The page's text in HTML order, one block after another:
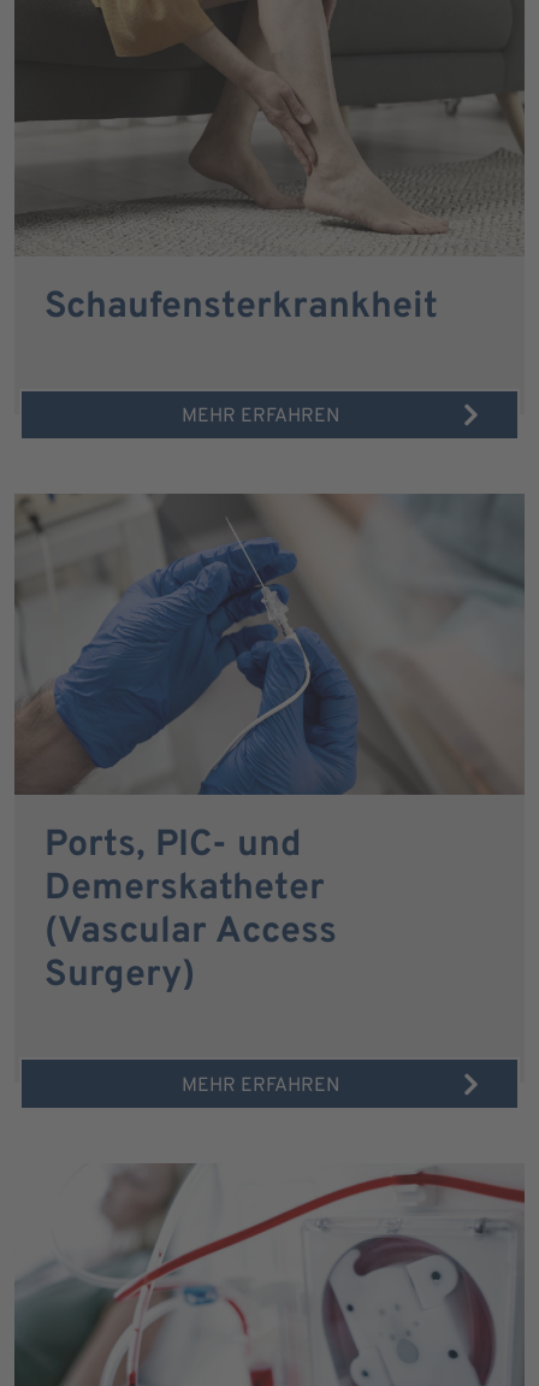
Schaufensterkrankheit
MEHR ERFAHREN
Ports, PIC- und
Demerskatheter
(Vascular Access
Surgery)
MEHR ERFAHREN